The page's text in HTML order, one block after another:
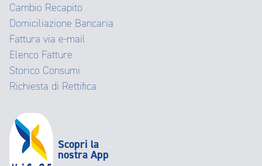
Cambio Recapito
Domiciliazione Bancaria
Fattura via e-mail
Elenco Fatture
Storico Consumi
Richiesta di Rettifica
Scopri la
nostra App